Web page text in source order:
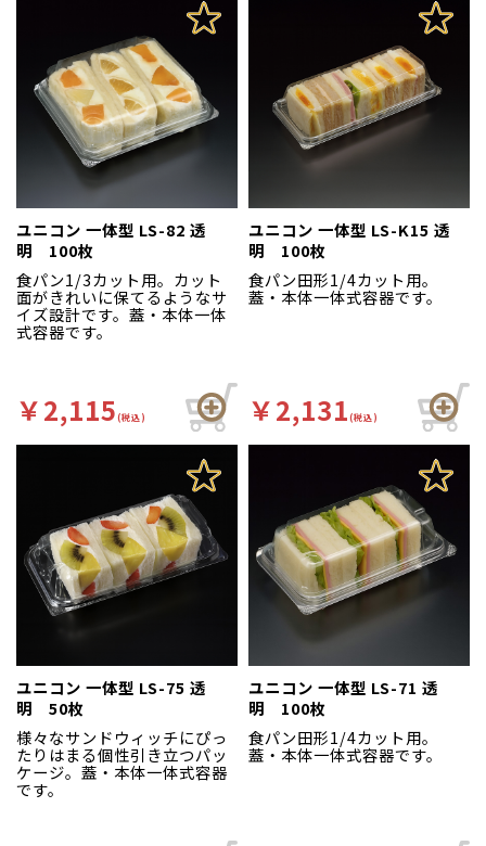
ユニコン 一体型 LS-82 透
明 100枚
食パン1/3カット用。カット
面がきれいに保てるようなサ
イズ設計です。蓋・本体一体
式容器です。
￥2,115(税込)
ユニコン 一体型 LS-K15 透
明 100枚
食パン田形1/4カット用。
蓋・本体一体式容器です。
￥2,131(税込)
ユニコン 一体型 LS-75 透
明 50枚
様々なサンドウィッチにぴっ
たりはまる個性引き立つパッ
ケージ。蓋・本体一体式容器
です。
ユニコン 一体型 LS-71 透
明 100枚
食パン田形1/4カット用。
蓋・本体一体式容器です。